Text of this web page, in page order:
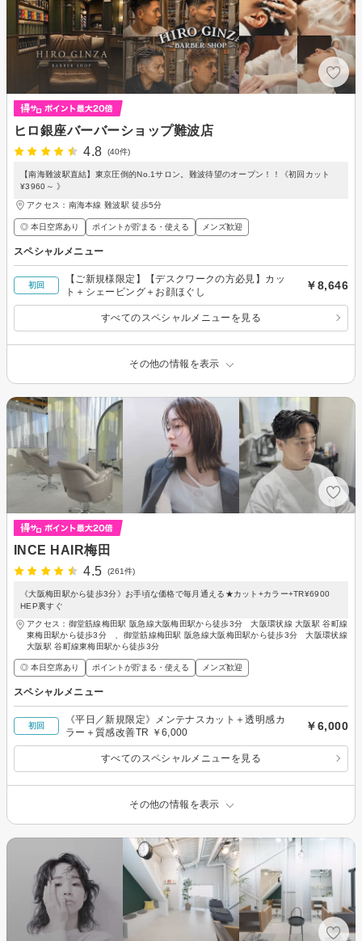
ヒロ銀座バーバーショップ難波店
4.8
(40件)
【南海難波駅直結】東京圧倒的No.1サロン。難波待望のオープン！！《初回カット
¥3960～ 》
アクセス：南海本線 難波駅 徒歩5分
◎ 本日空席あり ポイントが貯まる・使える メンズ歓迎
スペシャルメニュー
初回
【ご新規様限定】【デスクワークの方必見】カッ
ト＋シェービング＋お顔ほぐし
￥8,646
すべてのスペシャルメニューを見る
その他の情報を表示
INCE HAIR梅田
4.5
(261件)
《大阪梅田駅から徒歩3分》お手頃な価格で毎月通える★カット+カラー+TR¥6900
HEP裏すぐ
アクセス：御堂筋線梅田駅 阪急線大阪梅田駅から徒歩3分 大阪環状線 大阪駅 谷町線
東梅田駅から徒歩3分 、御堂筋線梅田駅 阪急線大阪梅田駅から徒歩3分 大阪環状線
大阪駅 谷町線東梅田駅から徒歩3分
◎ 本日空席あり ポイントが貯まる・使える メンズ歓迎
スペシャルメニュー
初回
《平日／新規限定》メンテナスカット＋透明感カ
ラー＋質感改善TR ￥6,000
￥6,000
すべてのスペシャルメニューを見る
その他の情報を表示